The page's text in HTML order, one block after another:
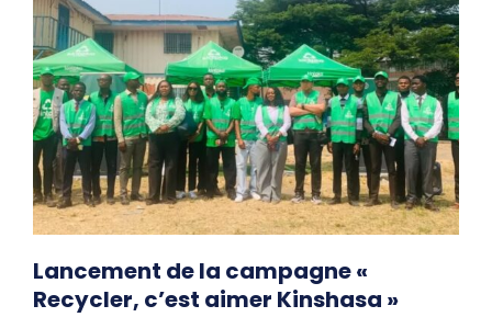
Lancement de la campagne «
Recycler, c’est aimer Kinshasa »